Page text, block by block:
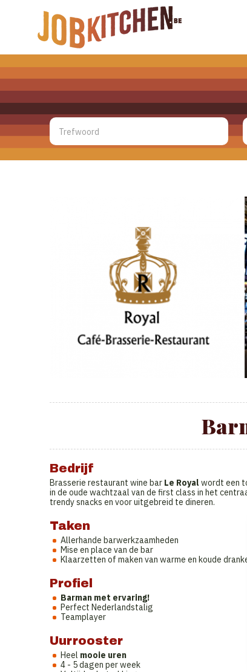
Bedrijf
Brasserie restaurant wine bar Le Royal wordt een
in de oude wachtzaal van de first class in het
trendy snacks en voor uitgebreid te dineren.
Taken
Allerhande barwerkzaamheden
Mise en place van de bar
Klaarzetten of maken van warme en koude
Profiel
Barman met ervaring!
Perfect Nederlandstalig
Teamplayer
Uurrooster
Heel mooie uren
4 - 5 dagen per week